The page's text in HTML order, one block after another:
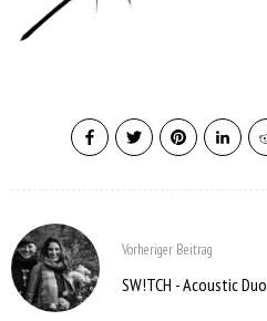
Vorheriger Beitrag
SW!TCH - Acoustic Duo